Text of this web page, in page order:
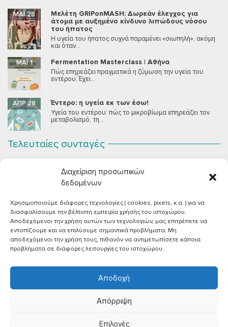
Διαχείριση προσωπικών
δεδομένων
Χρησιμοποιούμε διάφορες τεχνολογίες ( cookies, pixels, κ.α. ) για να
διασφαλίσουμε την βέλτιστη εμπειρία χρήσής του ιστοχώρου.
Αποδεχόμενοι την χρήση αυτών των τεχνολογιών, μας επιτρέπετε να
εντοπίζουμε και να επιλύουμε σημαντικά προβλήματα. Μη
αποδεχόμενοι την χρήση τους, πιθανόν να αντιμετωπίσετε κάποια
προβλήματα σε διάφορες λειτουργίες του ιστοχώρου.
Αποδοχή
Απόρριψη
Επιλογές
Μελέτη GRIPonMASH: Δωρεάν έλεγχος για
άτομα με αυξημένο κίνδυνο λιπώδους νόσου
του ήπατος
ΜΆΙ 28
Η υγεία του ήπατος συχνά παραμένει «σιωπηλή», ακόμη
και όταν...
Fermentation Masterclass | Αθήνα
ΜΆΙ 1
Πώς επηρεάζει πραγματικά η ζύμωση την υγεία του
εντέρου; Έχει...
Έντερο: η υγεία εκ των έσω!
ΑΠΡ 28
Υγεία του εντέρου: πώς το μικροβίωμα επηρεάζει τον
μεταβολισμό, τη...
Τελευταίες συνταγές
Μια μους σοκολάτας για όλους εμάς που θέλουμε να
συστήσουμε...
Vegan Χωριάτικη Σαλάτα με Φέτα από Τόφου
ΙΟΎΝ 26
Καλοκαίρι, ζεστάρα και “χωριάτικη” σαλάτα! Έχοντας
μεγαλώσει με αυτό το...
Πικάντικες πέννες με ντομάτα
ΙΟΎΝ 18